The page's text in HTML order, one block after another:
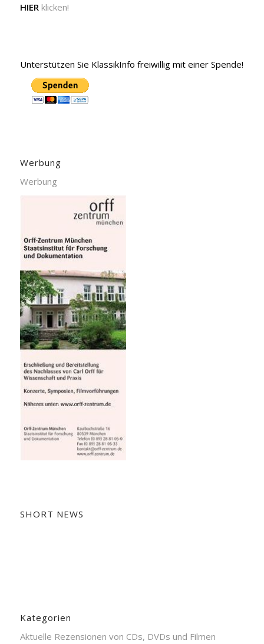
HIER klicken!
Unterstützen Sie KlassikInfo freiwillig mit einer Spende!
Werbung
Werbung
SHORT NEWS
Kategorien
Aktuelle Rezensionen von CDs, DVDs und Filmen